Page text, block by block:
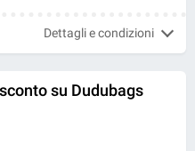
Dettagli e condizioni
su Dudubags